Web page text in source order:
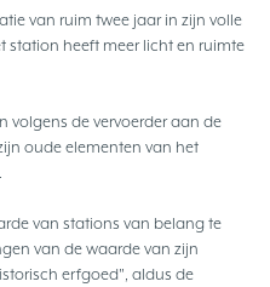
van ruim twee jaar in zijn volle
station heeft meer licht en ruimte
volgens de vervoerder aan de
oude elementen van het
van stations van belang te
van de waarde van zijn
erfgoed", aldus de